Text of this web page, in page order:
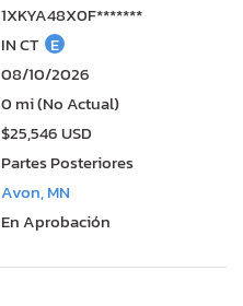
1XKYA48X0F*******
IN CT E
08/10/2026
0 mi (No Actual)
$25,546 USD
Partes Posteriores
Avon, MN
En Aprobación